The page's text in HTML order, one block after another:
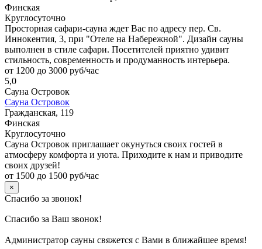
Финская
Круглосуточно
Просторная сафари-сауна ждет Вас по адресу пер. Св.
Иннокентия, 3, при "Отеле на Набережной". Дизайн сауны
выполнен в стиле сафари. Посетителей приятно удивит
стильность, современность и продуманность интерьера.
от 1200 до 3000 руб/час
5,0
Сауна Островок
Сауна Островок
Гражданская, 119
Финская
Круглосуточно
Сауна Островок приглашает окунуться своих гостей в
атмосферу комфорта и уюта. Приходите к нам и приводите
своих друзей!
от 1500 до 1500 руб/час
×
Спасибо за звонок!
Спасибо за Ваш звонок!
Администратор сауны свяжется с Вами в ближайшее время!